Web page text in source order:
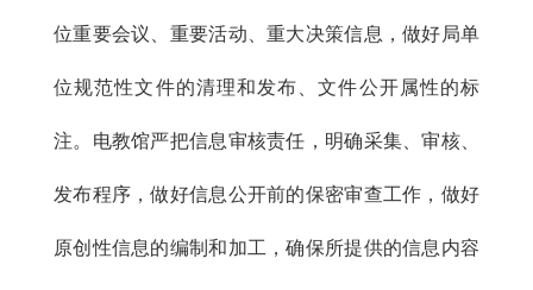
位重要会议、重要活动、重大决策信息，做好局单
位规范性文件的清理和发布、文件公开属性的标
注。电教馆严把信息审核责任，明确采集、审核、
发布程序，做好信息公开前的保密审查工作，做好
原创性信息的编制和加工，确保所提供的信息内容